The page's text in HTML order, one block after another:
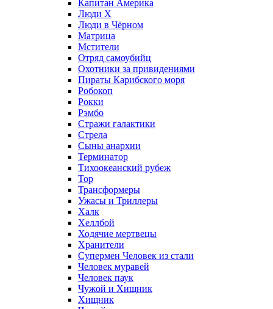
Капитан Америка
Люди X
Люди в Чёрном
Матрица
Мстители
Отряд самоубийц
Охотники за привидениями
Пираты Карибского моря
Робокоп
Рокки
Рэмбо
Стражи галактики
Стрела
Сыны анархии
Терминатор
Тихоокеанский рубеж
Тор
Трансформеры
Ужасы и Триллеры
Халк
Хеллбой
Ходячие мертвецы
Хранители
Супермен Человек из стали
Человек муравей
Человек паук
Чужой и Хищник
Хищник